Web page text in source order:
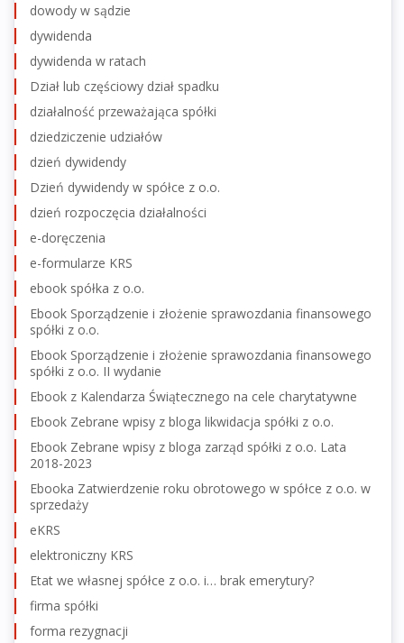
dowody w sądzie
dywidenda
dywidenda w ratach
Dział lub częściowy dział spadku
działalność przeważająca spółki
dziedziczenie udziałów
dzień dywidendy
Dzień dywidendy w spółce z o.o.
dzień rozpoczęcia działalności
e-doręczenia
e-formularze KRS
ebook spółka z o.o.
Ebook Sporządzenie i złożenie sprawozdania finansowego
spółki z o.o.
Ebook Sporządzenie i złożenie sprawozdania finansowego
spółki z o.o. II wydanie
Ebook z Kalendarza Świątecznego na cele charytatywne
Ebook Zebrane wpisy z bloga likwidacja spółki z o.o.
Ebook Zebrane wpisy z bloga zarząd spółki z o.o. Lata
2018-2023
Ebooka Zatwierdzenie roku obrotowego w spółce z o.o. w
sprzedaży
eKRS
elektroniczny KRS
Etat we własnej spółce z o.o. i… brak emerytury?
firma spółki
forma rezygnacji